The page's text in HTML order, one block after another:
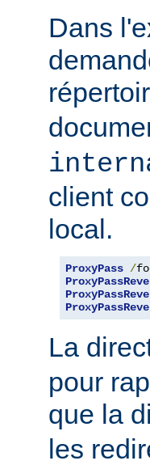
Dans
client
local.
ProxyPass /
La
pour
que la
les